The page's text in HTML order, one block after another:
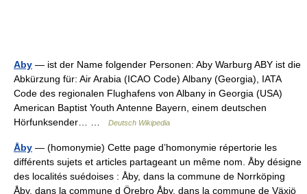
Aby — ist der Name folgender Personen: Aby Warburg ABY ist die
Abkürzung für: Air Arabia (ICAO Code) Albany (Georgia), IATA
Code des regionalen Flughafens von Albany in Georgia (USA)
American Baptist Youth Antenne Bayern, einem deutschen
Hörfunksender… …
Deutsch Wikipedia
Åby — (homonymie) Cette page d’homonymie répertorie les
différents sujets et articles partageant un même nom. Åby désigne
des localités suédoises : Åby, dans la commune de Norrköping
Åby, dans la commune d Örebro Åby, dans la commune de Växjö